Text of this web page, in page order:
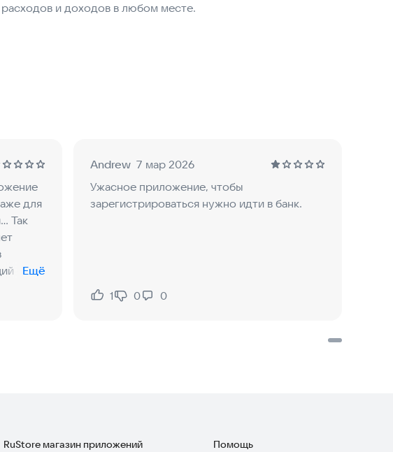
сотовой связи, интернет, ТВ, образовательных
необходимых Вам переводов;
кредитам посмотреть выписки за
для
Так
соЕщё
Andrew 7 мар 2026
Ужасное приложение, чтобы
зарегистрироваться нужно идти в банк.
Нравится:
1
Не нравится:
0 0
RuStore магазин приложений
Помощь